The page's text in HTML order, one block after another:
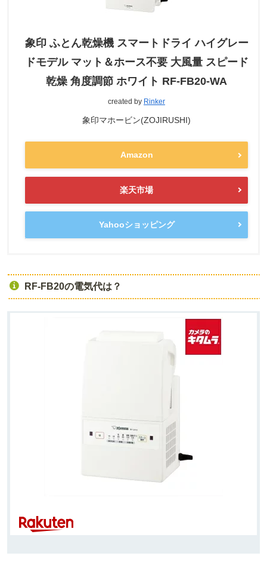
象印 ふとん乾燥機 スマートドライ ハイグレー
ドモデル マット＆ホース不要 大風量 スピード
乾燥 角度調節 ホワイト RF-FB20-WA
created by Rinker
象印マホービン(ZOJIRUSHI)
Amazon
楽天市場
Yahooショッピング
RF-FB20の電気代は？